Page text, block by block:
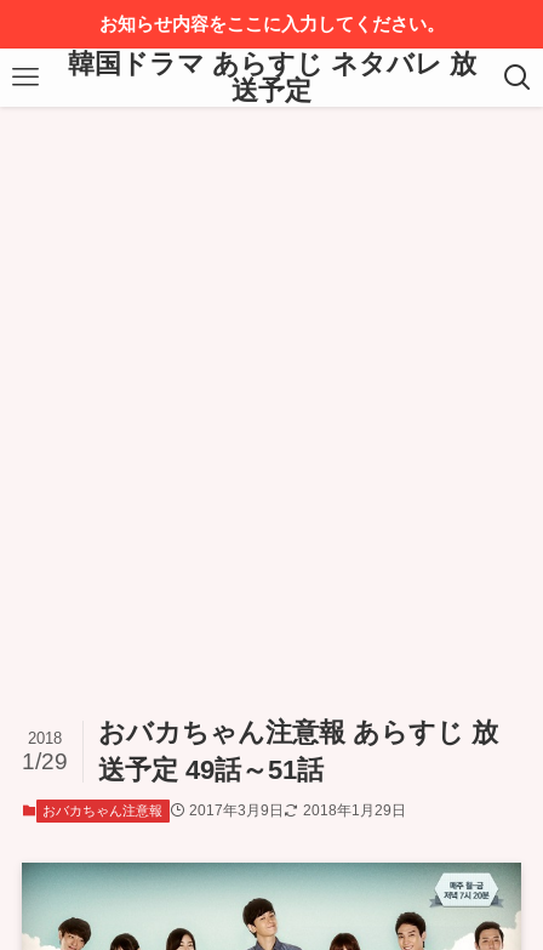
お知らせ内容をここに入力してください。
韓国ドラマ あらすじ ネタバレ 放
送予定
おバカちゃん注意報 あらすじ 放
送予定 49話～51話
2018
1/29
おバカちゃん注意報 2017年3月9日 2018年1月29日